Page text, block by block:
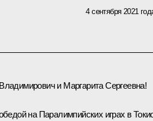
4 сентября 2021
и Маргарита Сергеевна!
на Паралимпийских играх в